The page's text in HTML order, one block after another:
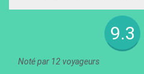
9.3
Noté par 12 voyageurs